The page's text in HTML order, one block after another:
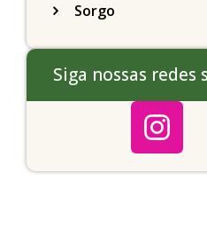
Sorgo
Siga nossas redes